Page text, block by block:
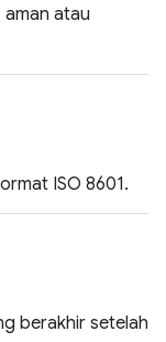
atau
ISO 8601.
berakhir setelah